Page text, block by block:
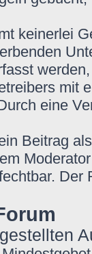
keinerlei
mit
eine
Beitrag